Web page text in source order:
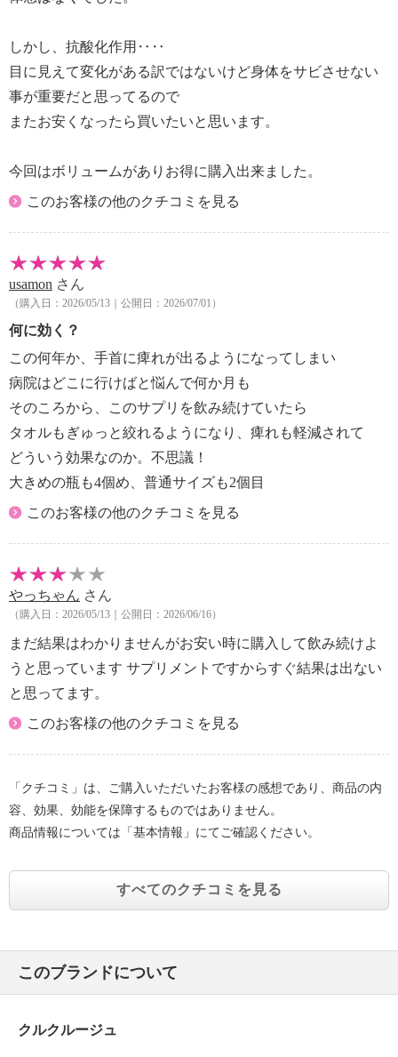
＜クルクミン含有加工食品＞
■アレルギー表示：なし
■コンタミネーション注意喚起表示：なし
[注目の健康成分 吸収型クルクミン配合！ “クルクル
健康維持として注目の原料、クルクミンを研究し続け
るメーカー、セラバイオファーマ社が開発した赤い粒
のサプリメント「クルクルージュ」です。
大きく硬い結晶体という特徴をもつクルクミンを、メ
ーカーの技術で水に溶けやすく、吸収しやすくし
た“吸収型クルクミン”（秋ウコン使用）を開発。
２粒あたり、クルクミンを１８０ｍｇ配合していま
す。
健康的に活動的な毎日を維持したい方におすすめで
す。
【期限表示】
・開封前：商品記載の通り
【何日／何ヶ月／何回分／何食分】
・約３１日分 ※使用方法により異なる
【同梱書類】
・なし
表示しているアレルギー物質は、特定原材料を対象に
しています。
＜クルクミン含有加工食品＞
■アレルギー表示：なし
■コンタミネーション注意喚起表示：なし
しかし、抗酸化作用‥‥
目に見えて変化がある訳ではないけど身体をサビさせない
事が重要だと思ってるので
またお安くなったら買いたいと思います。
今回はボリュームがありお得に購入出来ました。
このお客様の他のクチコミを見る
usamon さん
（購入日：2026/05/13｜公開日：2026/07/01）
何に効く？
この何年か、手首に痺れが出るようになってしまい
病院はどこに行けばと悩んで何か月も
そのころから、このサプリを飲み続けていたら
タオルもぎゅっと絞れるようになり、痺れも軽減されて
どういう効果なのか。不思議！
大きめの瓶も4個め、普通サイズも2個目
このお客様の他のクチコミを見る
やっちゃん さん
（購入日：2026/05/13｜公開日：2026/06/16）
まだ結果はわかりませんがお安い時に購入して飲み続けよ
うと思っています サプリメントですからすぐ結果は出ない
と思ってます。
このお客様の他のクチコミを見る
「クチコミ」は、ご購入いただいたお客様の感想であり、商品の内
容、効果、効能を保障するものではありません。
商品情報については「基本情報」にてご確認ください。
すべてのクチコミを見る
このブランドについて
クルクルージュ